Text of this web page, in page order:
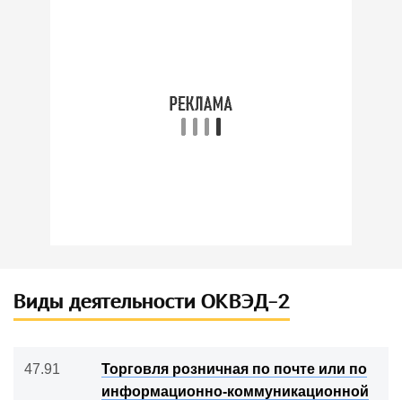
Виды деятельности ОКВЭД-2
47.91
Торговля розничная по почте или по
информационно-коммуникационной